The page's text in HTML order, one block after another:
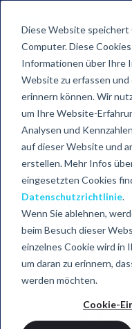
Diese Website speichert
Computer. Diese
Informationen über Ihre
Website zu erfassen und
erinnern können. Wir
um Ihre Website-
Analysen und
auf dieser Website und
erstellen. Mehr Infos
eingesetzten Cookies
Datenschutzrichtlinie.
Wenn Sie ablehnen,
beim Besuch dieser
einzelnes Cookie wird in
um daran zu erinnern,
werden möchten.
Cookie-
Zurück zu Kurse